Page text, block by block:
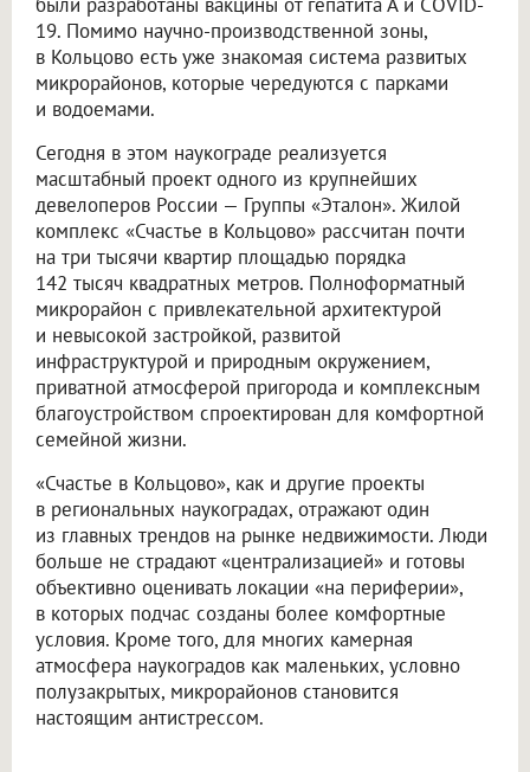
19. Помимо научно-производственной зоны,
в Кольцово есть уже знакомая система развитых
микрорайонов, которые чередуются с парками
и водоемами.
Сегодня в этом наукограде реализуется
масштабный проект одного из крупнейших
девелоперов России — Группы «Эталон». Жилой
комплекс «Счастье в Кольцово» рассчитан почти
на три тысячи квартир площадью порядка
142 тысяч квадратных метров. Полноформатный
микрорайон с привлекательной архитектурой
и невысокой застройкой, развитой
инфраструктурой и природным окружением,
приватной атмосферой пригорода и комплексным
благоустройством спроектирован для комфортной
семейной жизни.
«Счастье в Кольцово», как и другие проекты
в региональных наукоградах, отражают один
из главных трендов на рынке недвижимости. Люди
больше не страдают «централизацией» и готовы
объективно оценивать локации «на периферии»,
в которых подчас созданы более комфортные
условия. Кроме того, для многих камерная
атмосфера наукоградов как маленьких, условно
полузакрытых, микрорайонов становится
настоящим антистрессом.